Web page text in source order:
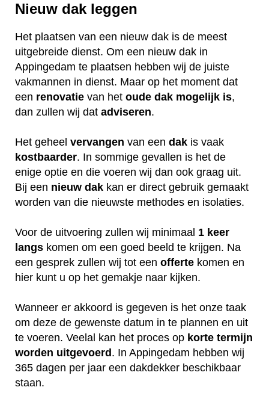
Nieuw dak leggen
Het plaatsen van een nieuw dak is de meest
uitgebreide dienst. Om een nieuw dak in
Appingedam te plaatsen hebben wij de juiste
vakmannen in dienst. Maar op het moment dat
een renovatie van het oude dak mogelijk is,
dan zullen wij dat adviseren.
Het geheel vervangen van een dak is vaak
kostbaarder. In sommige gevallen is het de
enige optie en die voeren wij dan ook graag uit.
Bij een nieuw dak kan er direct gebruik gemaakt
worden van die nieuwste methodes en isolaties.
Voor de uitvoering zullen wij minimaal 1 keer
langs komen om een goed beeld te krijgen. Na
een gesprek zullen wij tot een offerte komen en
hier kunt u op het gemakje naar kijken.
Wanneer er akkoord is gegeven is het onze taak
om deze de gewenste datum in te plannen en uit
te voeren. Veelal kan het proces op korte termijn
worden uitgevoerd . In Appingedam hebben wij
365 dagen per jaar een dakdekker beschikbaar
staan.